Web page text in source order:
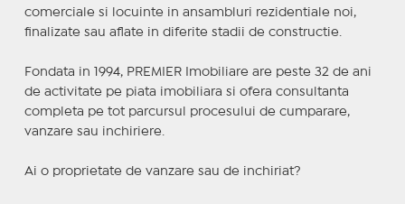
comerciale si locuinte in ansambluri rezidentiale noi,
finalizate sau aflate in diferite stadii de constructie.
Fondata in 1994, PREMIER Imobiliare are peste 32 de ani
de activitate pe piata imobiliara si ofera consultanta
completa pe tot parcursul procesului de cumparare,
vanzare sau inchiriere.
Ai o proprietate de vanzare sau de inchiriat?